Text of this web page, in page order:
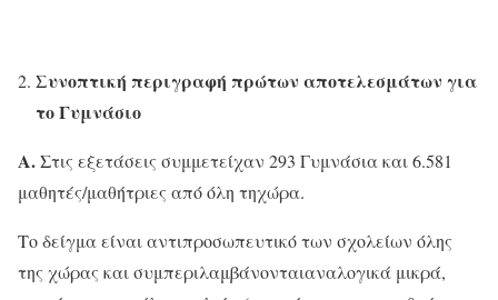
Συνοπτική περιγραφή πρώτων αποτελεσμάτων για
το Γυμνάσιο
Α.Στις εξετάσεις συμμετείχαν 293 Γυμνάσια και 6.581
μαθητές/μαθήτριες από όλη τηχώρα.
Το δείγμα είναι αντιπροσωπευτικό των σχολείων όλης
της χώρας και συμπεριλαμβάνονταιαναλογικά μικρά,